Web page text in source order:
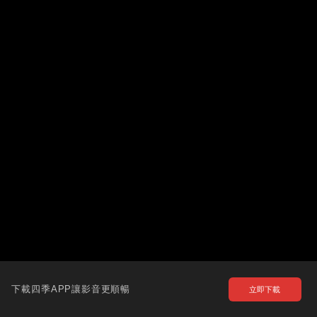
下載四季APP讓影音更順暢 立即下載